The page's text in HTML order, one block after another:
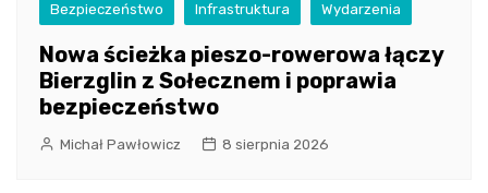
Bezpieczeństwo Infrastruktura Wydarzenia
Nowa ścieżka pieszo-rowerowa łączy
Bierzglin z Sołecznem i poprawia
bezpieczeństwo
Michał Pawłowicz 8 sierpnia 2026